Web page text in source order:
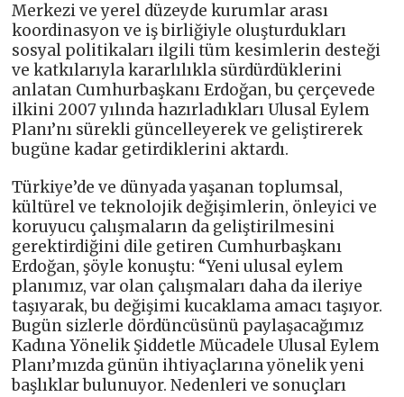
Merkezi ve yerel düzeyde kurumlar arası
koordinasyon ve iş birliğiyle oluşturdukları
sosyal politikaları ilgili tüm kesimlerin desteği
ve katkılarıyla kararlılıkla sürdürdüklerini
anlatan Cumhurbaşkanı Erdoğan, bu çerçevede
ilkini 2007 yılında hazırladıkları Ulusal Eylem
Planı’nı sürekli güncelleyerek ve geliştirerek
bugüne kadar getirdiklerini aktardı.
Türkiye’de ve dünyada yaşanan toplumsal,
kültürel ve teknolojik değişimlerin, önleyici ve
koruyucu çalışmaların da geliştirilmesini
gerektirdiğini dile getiren Cumhurbaşkanı
Erdoğan, şöyle konuştu: “Yeni ulusal eylem
planımız, var olan çalışmaları daha da ileriye
taşıyarak, bu değişimi kucaklama amacı taşıyor.
Bugün sizlerle dördüncüsünü paylaşacağımız
Kadına Yönelik Şiddetle Mücadele Ulusal Eylem
Planı’mızda günün ihtiyaçlarına yönelik yeni
başlıklar bulunuyor. Nedenleri ve sonuçları